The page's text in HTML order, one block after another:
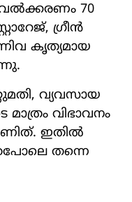
70
ഗ്രീൻ
കൃത്യമായ
വ്യവസായ
വിഭാവനം
ഇതിൽ
തന്നെ